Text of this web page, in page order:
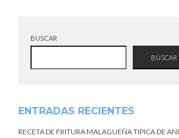
BUSCAR
BUSCAR
ENTRADAS RECIENTES
RECETA DE FRITURA MALAGUEÑA TIPICA DE